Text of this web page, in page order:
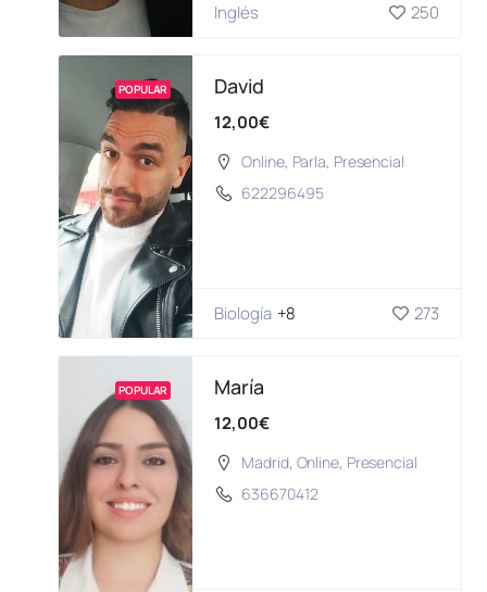
Inglés 250
POPULAR David
12,00€
Online, Parla, Presencial
622296495
Biología +8 273
POPULAR María
12,00€
Madrid, Online, Presencial
636670412